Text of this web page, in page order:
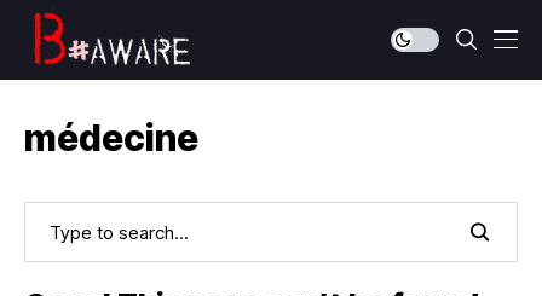
médecine